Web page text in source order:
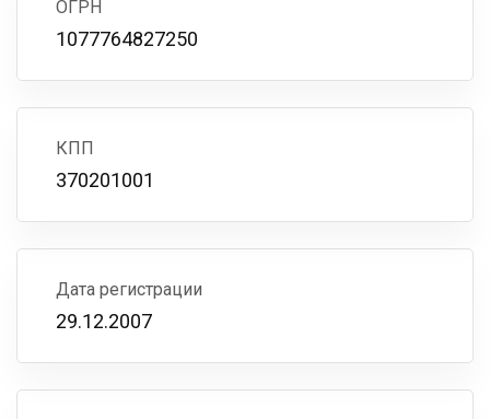
ОГРН
1077764827250
КПП
370201001
Дата регистрации
29.12.2007